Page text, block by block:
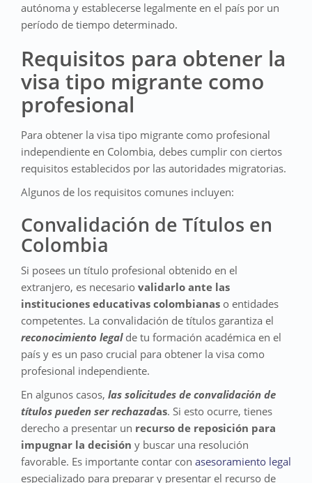
autónoma y establecerse legalmente en el país por un
período de tiempo determinado.
Requisitos para obtener la
visa tipo migrante como
profesional
Para obtener la visa tipo migrante como profesional
independiente en Colombia, debes cumplir con ciertos
requisitos establecidos por las autoridades migratorias.
Algunos de los requisitos comunes incluyen:
Convalidación de Títulos en
Colombia
Si posees un título profesional obtenido en el
extranjero, es necesario validarlo ante las
instituciones educativas colombianas o entidades
competentes. La convalidación de títulos garantiza el
reconocimiento legal de tu formación académica en el
país y es un paso crucial para obtener la visa como
profesional independiente.
En algunos casos, las solicitudes de convalidación de
títulos pueden ser rechazadas. Si esto ocurre, tienes
derecho a presentar un recurso de reposición para
impugnar la decisión y buscar una resolución
favorable. Es importante contar con asesoramiento legal
especializado para preparar y presentar el recurso de